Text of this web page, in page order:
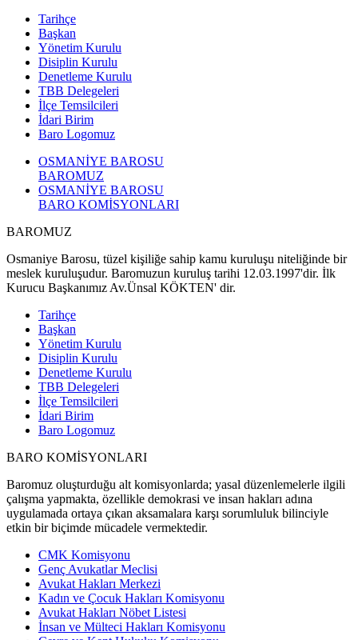
Tarihçe
Başkan
Yönetim Kurulu
Disiplin Kurulu
Denetleme Kurulu
TBB Delegeleri
İlçe Temsilcileri
İdari Birim
Baro Logomuz
OSMANİYE BAROSU
BAROMUZ
OSMANİYE BAROSU
BARO KOMİSYONLARI
BAROMUZ
Osmaniye Barosu, tüzel kişiliğe sahip kamu kuruluşu niteliğinde bir
meslek kuruluşudur. Baromuzun kuruluş tarihi 12.03.1997'dir. İlk
Kurucu Başkanımız Av.Ünsal KÖKTEN' dir.
Tarihçe
Başkan
Yönetim Kurulu
Disiplin Kurulu
Denetleme Kurulu
TBB Delegeleri
İlçe Temsilcileri
İdari Birim
Baro Logomuz
BARO KOMİSYONLARI
Baromuz oluşturduğu alt komisyonlarda; yasal düzenlemelerle ilgili
çalışma yapmakta, özellikle demokrasi ve insan hakları adına
uygulamada ortaya çıkan aksamalara karşı sorumluluk bilinciyle
etkin bir biçimde mücadele vermektedir.
CMK Komisyonu
Genç Avukatlar Meclisi
Avukat Hakları Merkezi
Kadın ve Çocuk Hakları Komisyonu
Avukat Hakları Nöbet Listesi
İnsan ve Mülteci Hakları Komisyonu